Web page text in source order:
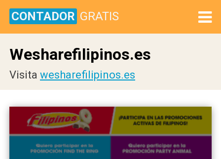
CONTADOR GRATIS
Wesharefilipinos.es
Visita wesharefilipinos.es